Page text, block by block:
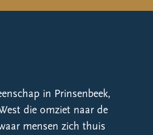
in Prinsenbeek,
die omziet naar de
mensen zich thuis